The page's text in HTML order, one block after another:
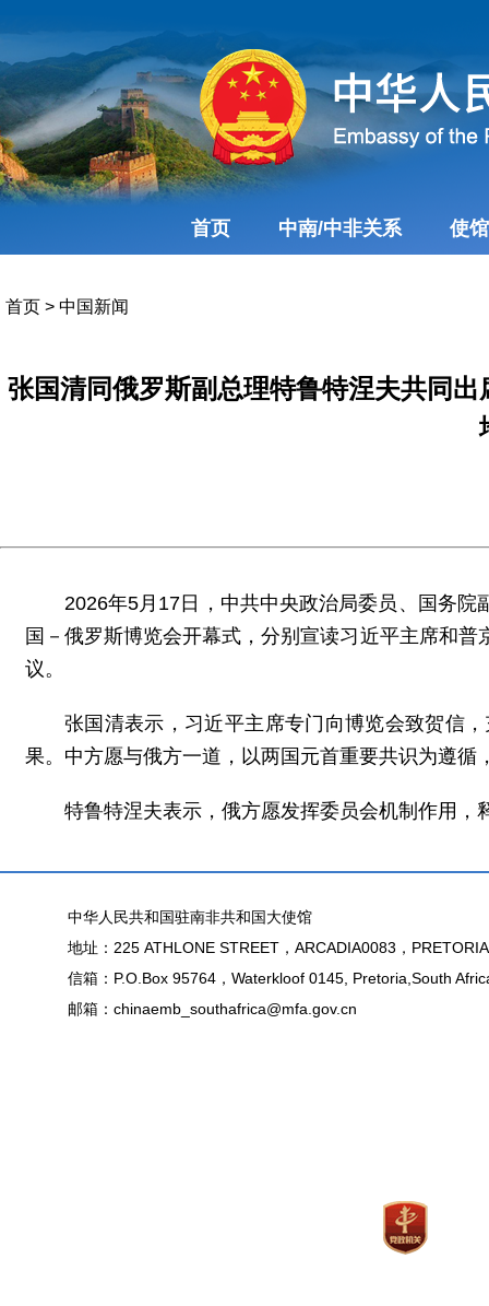
首页 中南/中非关系 使
首页 > 中国新闻
张国清同俄罗斯副总理特鲁特涅夫共同
2026年5月17日，中共中央政治局委员、国务
国－俄罗斯博览会开幕式，分别宣读习近平主席和
议。
张国清表示，习近平主席专门向博览会致贺信
果。中方愿与俄方一道，以两国元首重要共识为遵循
特鲁特涅夫表示，俄方愿发挥委员会机制作用
中华人民共和国驻南非共和国大使馆
地址：225 ATHLONE STREET，ARCADIA0083，
信箱：P.O.Box 95764，Waterkloof 0145, Pretoria,South
邮箱：chinaemb_southafrica@mfa.gov.cn